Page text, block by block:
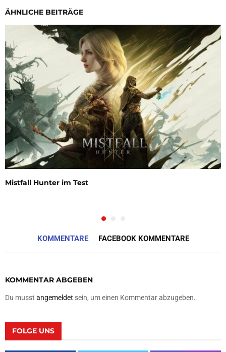
ÄHNLICHE BEITRÄGE
Mistfall Hunter im Test
KOMMENTARE FACEBOOK KOMMENTARE
KOMMENTAR ABGEBEN
Du musst angemeldet sein, um einen Kommentar abzugeben.
FOLGE UNS